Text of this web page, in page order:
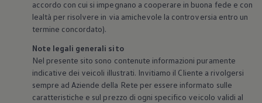
accordo con cui si impegnano a cooperare in buona fede e con
lealtà per risolvere in via amichevole la controversia entro un
termine concordato).
Note legali generali sito
Nel presente sito sono contenute informazioni puramente
indicative dei veicoli illustrati. Invitiamo il Cliente a rivolgersi
sempre ad Aziende della Rete per essere informato sulle
caratteristiche e sul prezzo di ogni specifico veicolo validi al